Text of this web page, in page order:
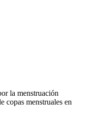
la menstruación
copas menstruales en